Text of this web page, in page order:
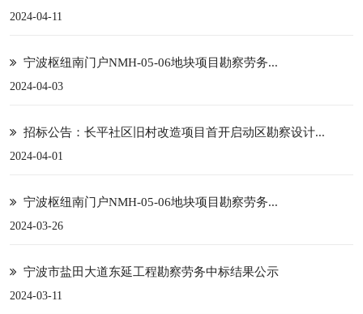
2024-04-11
宁波枢纽南门户NMH-05-06地块项目勘察劳务...
2024-04-03
招标公告：长平社区旧村改造项目首开启动区勘察设计...
2024-04-01
宁波枢纽南门户NMH-05-06地块项目勘察劳务...
2024-03-26
宁波市盐田大道东延工程勘察劳务中标结果公示
2024-03-11